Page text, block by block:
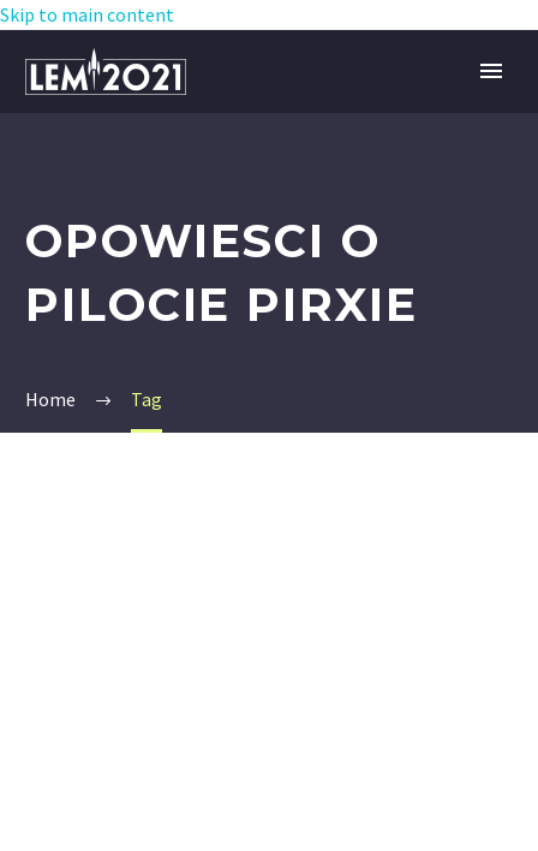
Skip to main content
OPOWIESCI O
PILOCIE PIRXIE
Home Tag